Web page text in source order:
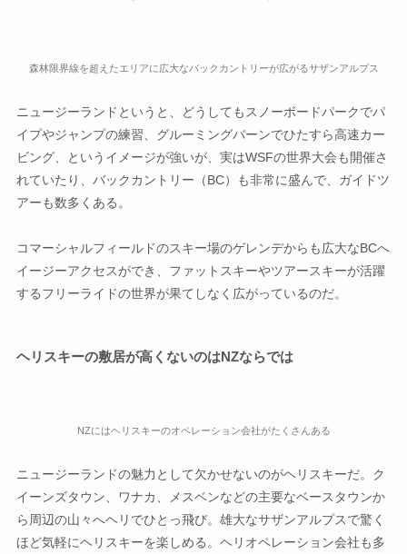
森林限界線を超えたエリアに広大なバックカントリーが広がるサザンアルプス
ニュージーランドというと、どうしてもスノーボードパークでパ
イプやジャンプの練習、グルーミングバーンでひたすら高速カー
ビング、というイメージが強いが、実はWSFの世界大会も開催さ
れていたり、バックカントリー（BC）も非常に盛んで、ガイドツ
アーも数多くある。
コマーシャルフィールドのスキー場のゲレンデからも広大なBCへ
イージーアクセスができ、ファットスキーやツアースキーが活躍
するフリーライドの世界が果てしなく広がっているのだ。
ヘリスキーの敷居が高くないのはNZならでは
NZにはヘリスキーのオペレーション会社がたくさんある
ニュージーランドの魅力として欠かせないのがヘリスキーだ。ク
イーンズタウン、ワナカ、メスベンなどの主要なベースタウンか
ら周辺の山々へヘリでひとっ飛び。雄大なサザンアルプスで驚く
ほど気軽にヘリスキーを楽しめる。ヘリオペレーション会社も多